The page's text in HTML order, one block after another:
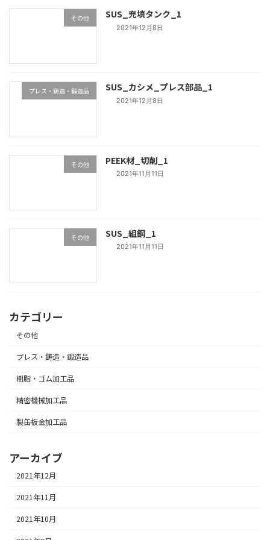
その他 SUS_充填タンク_1
2021年12月8日
プレス・鋳造・鍛造品 SUS_カシメ_プレス部品_1
2021年12月8日
その他 PEEK材_切削_1
2021年11月11日
その他 SUS_組鋼_1
2021年11月11日
カテゴリー
その他
プレス・鋳造・鍛造品
樹脂・ゴム加工品
精密機械加工品
製缶板金加工品
アーカイブ
2021年12月
2021年11月
2021年10月